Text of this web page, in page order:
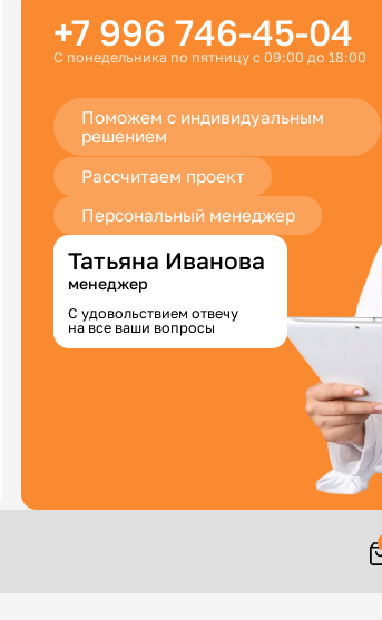
+7 996 746-45-04
С понедельника по пятницу с 09:00 до 18:00
Поможем с индивидуальным
решением
Рассчитаем проект
Персональный менеджер
Татьяна Иванова
менеджер
С удовольствием отвечу
на все ваши вопросы